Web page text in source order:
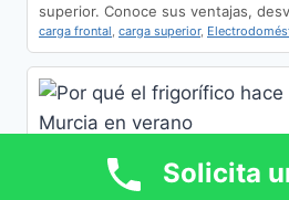
superior. Conoce sus ventajas,
carga frontal, carga superior,
Solicita